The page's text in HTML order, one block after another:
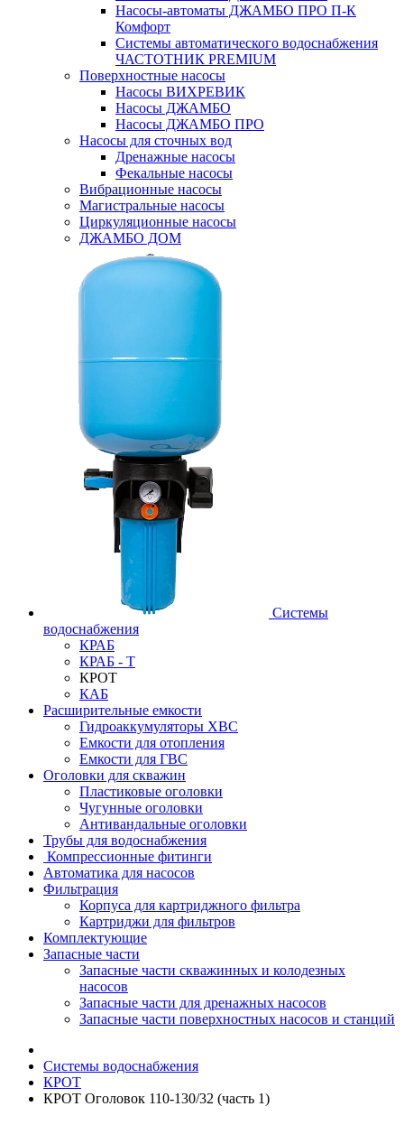
Насосы-автоматы ДЖАМБО ПРО П-К
Комфорт
Системы автоматического водоснабжения
ЧАСТОТНИК PREMIUM
Поверхностные насосы
Насосы ВИХРЕВИК
Насосы ДЖАМБО
Насосы ДЖАМБО ПРО
Насосы для сточных вод
Дренажные насосы
Фекальные насосы
Вибрационные насосы
Магистральные насосы
Циркуляционные насосы
ДЖАМБО ДОМ
Системы
водоснабжения
КРАБ
КРАБ - Т
КРОТ
КАБ
Расширительные емкости
Гидроаккумуляторы ХВС
Емкости для отопления
Емкости для ГВС
Оголовки для скважин
Пластиковые оголовки
Чугунные оголовки
Антивандальные оголовки
Трубы для водоснабжения
Компрессионные фитинги
Автоматика для насосов
Фильтрация
Корпуса для картриджного фильтра
Картриджи для фильтров
Комплектующие
Запасные части
Запасные части скважинных и колодезных
насосов
Запасные части для дренажных насосов
Запасные части поверхностных насосов и станций
Системы водоснабжения
КРОТ
КРОТ Оголовок 110-130/32 (часть 1)